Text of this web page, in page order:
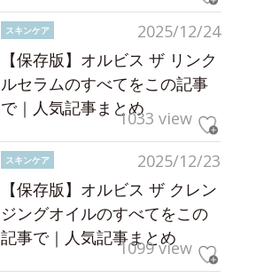
2025/12/24
スキンケア
【保存版】オルビス ザ リンク
ルセラムのすべてをこの記事
で｜人気記事まとめ1033 view
2025/12/23
スキンケア
【保存版】オルビス ザ クレン
ジングオイルのすべてをこの
記事で｜人気記事まとめ
1099 view